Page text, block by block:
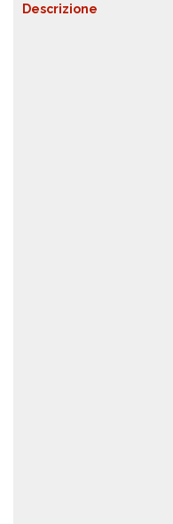
Descrizione